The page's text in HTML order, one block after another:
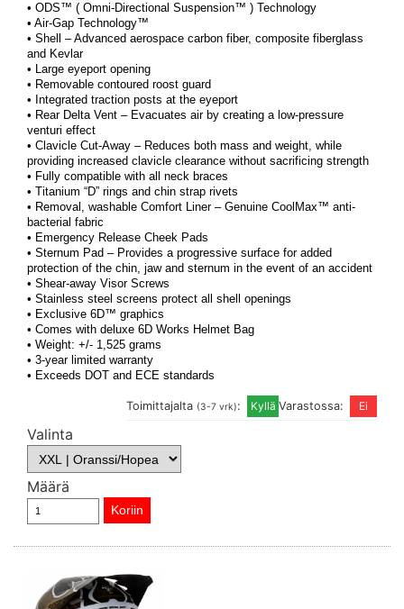
• ODS™ ( Omni-Directional Suspension™ ) Technology
• Air-Gap Technology™
• Shell – Advanced aerospace carbon fiber, composite fiberglass
and Kevlar
• Large eyeport opening
• Removable contoured roost guard
• Integrated traction posts at the eyeport
• Rear Delta Vent – Evacuates air by creating a low-pressure
venturi effect
• Clavicle Cut-Away – Reduces both mass and weight, while
providing increased clavicle clearance without sacrificing strength
• Fully compatible with all neck braces
• Titanium “D” rings and chin strap rivets
• Removal, washable Comfort Liner – Genuine CoolMax™ anti-
bacterial fabric
• Emergency Release Cheek Pads
• Sternum Pad – Provides a progressive surface for added
protection of the chin, jaw and sternum in the event of an accident
• Shear-away Visor Screws
• Stainless steel screens protect all shell openings
• Exclusive 6D™ graphics
• Comes with deluxe 6D Works Helmet Bag
• Weight: +/- 1,525 grams
• 3-year limited warranty
• Exceeds DOT and ECE standards
Varastossa:
Toimittajalta (3-7 vrk):
Valinta
Määrä